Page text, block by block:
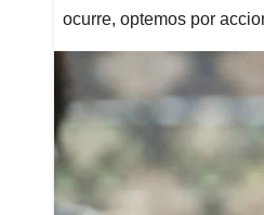
ocurre, optemos por